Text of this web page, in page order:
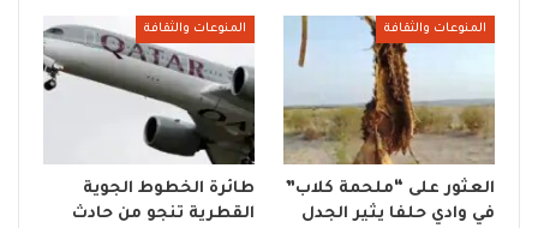
المنوعات والثقافة
العثور على “ملحمة كلاب”
في وادي حلفا يثير الجدل
المنوعات والثقافة
طائرة الخطوط الجوية
القطرية تنجو من حادث